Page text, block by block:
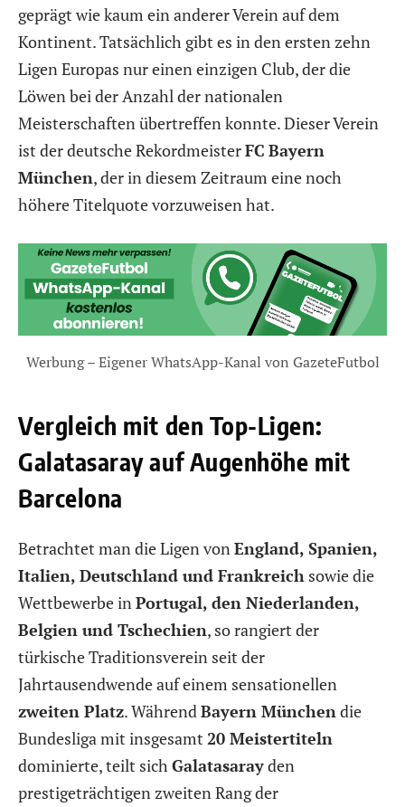
geprägt wie kaum ein anderer Verein auf dem
Kontinent. Tatsächlich gibt es in den ersten zehn
Ligen Europas nur einen einzigen Club, der die
Löwen bei der Anzahl der nationalen
Meisterschaften übertreffen konnte. Dieser Verein
ist der deutsche RekordmeisterFC Bayern
München, der in diesem Zeitraum eine noch
höhere Titelquote vorzuweisen hat.
Werbung – Eigener WhatsApp-Kanal von GazeteFutbol
Vergleich mit den Top-Ligen:
Galatasaray auf Augenhöhe mit
Barcelona
Betrachtet man die Ligen von England, Spanien,
Italien, Deutschland und Frankreich sowie die
Wettbewerbe in Portugal, den Niederlanden,
Belgien und Tschechien, so rangiert der
türkische Traditionsverein seit der
Jahrtausendwende auf einem sensationellen
zweiten Platz. Während Bayern München die
Bundesliga mit insgesamt 20 Meistertiteln
dominierte, teilt sich Galatasarayden
prestigeträchtigen zweiten Rang der